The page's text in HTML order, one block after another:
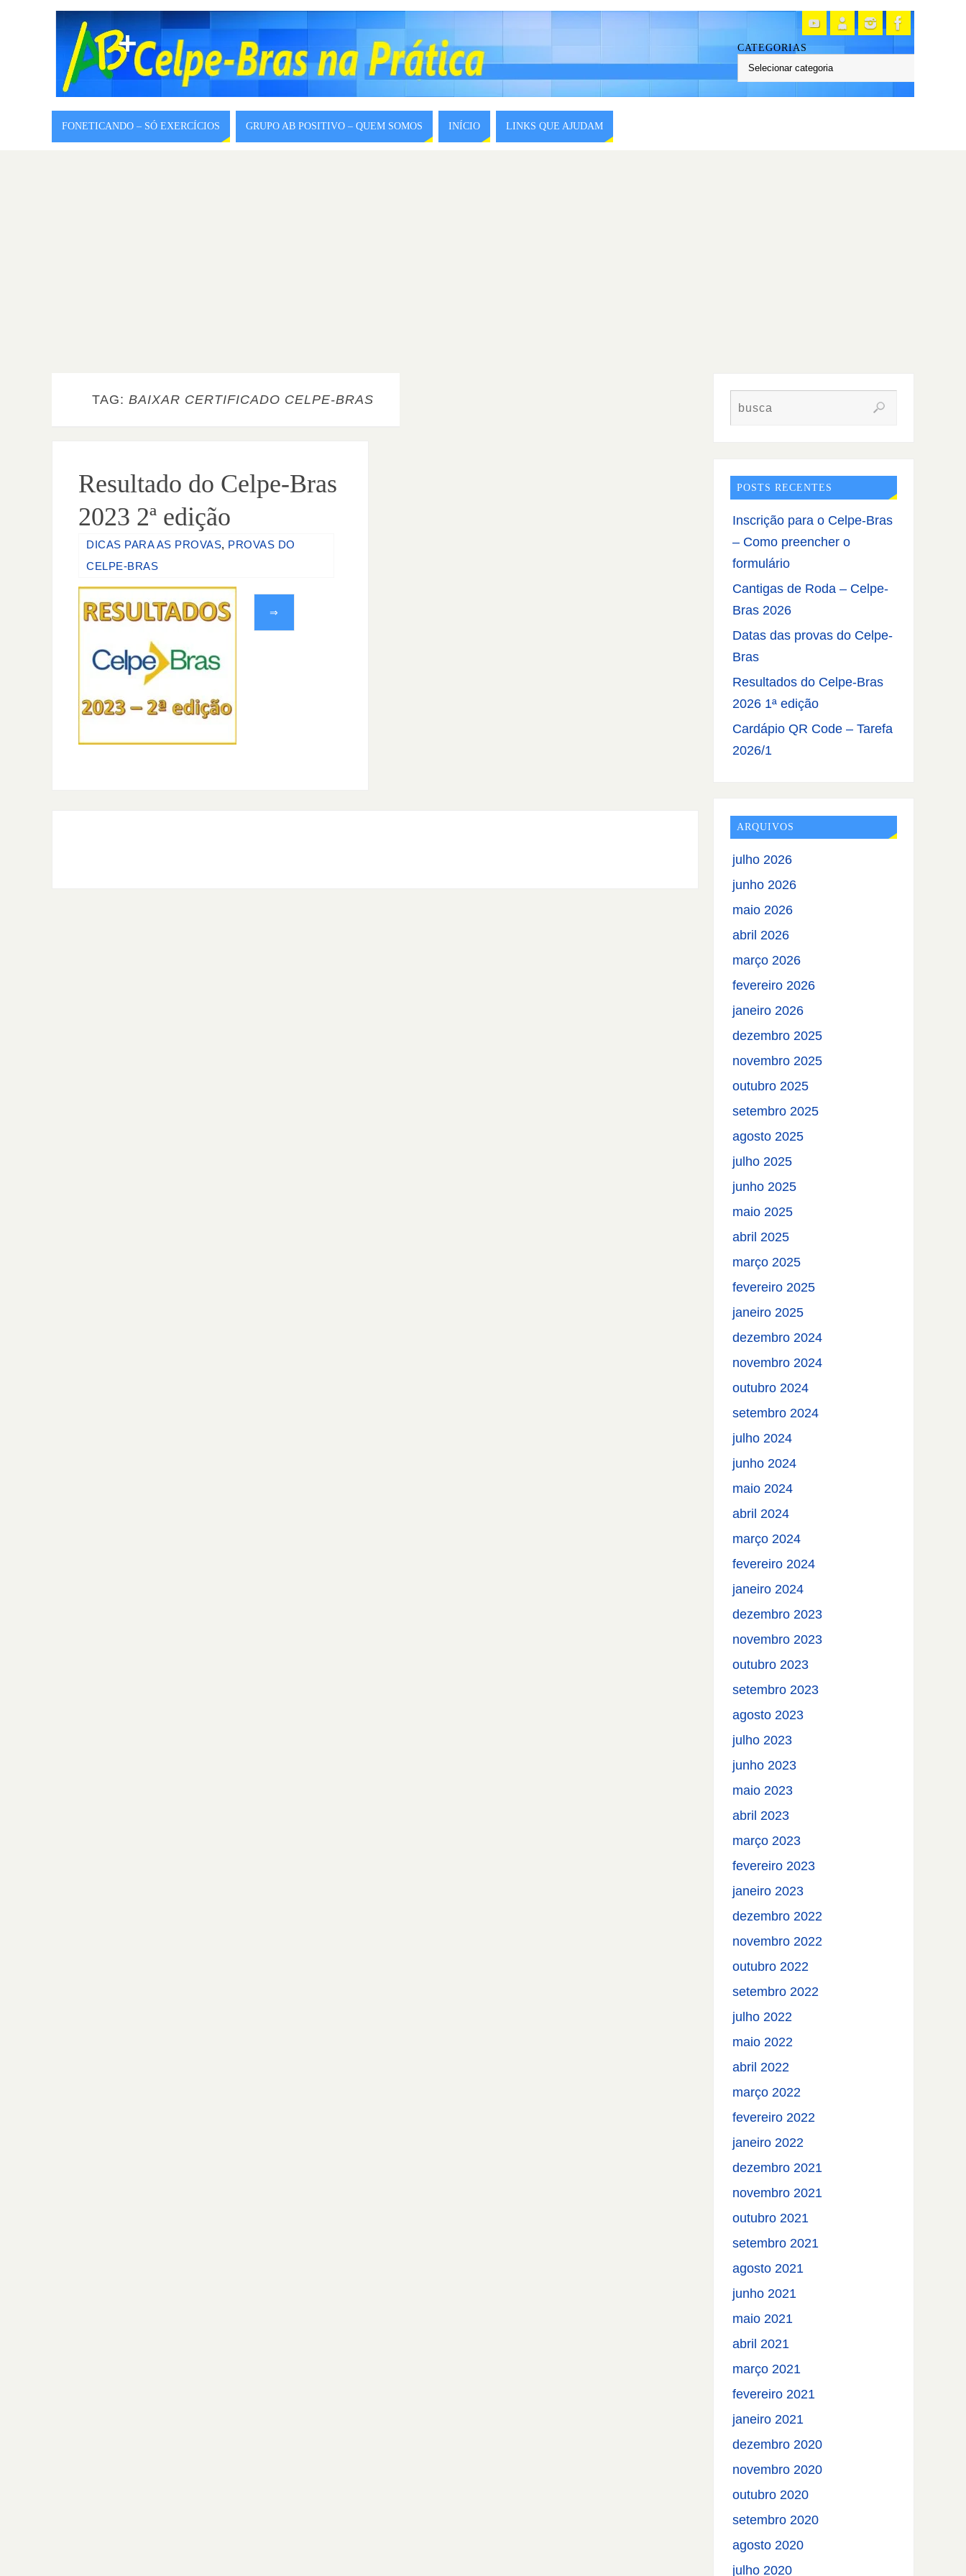
CATEGORIAS
FONETICANDO – SÓ EXERCÍCIOS GRUPO AB POSITIVO – QUEM SOMOS INÍCIO LINKS QUE AJUDAM
TAG: BAIXAR CERTIFICADO CELPE-BRAS
Resultado do Celpe-Bras
2023 2ª edição
DICAS PARA AS PROVAS, PROVAS DO
CELPE-BRAS
⇒
POSTS RECENTES
Inscrição para o Celpe-Bras
– Como preencher o
formulário
Cantigas de Roda – Celpe-
Bras 2026
Datas das provas do Celpe-
Bras
Resultados do Celpe-Bras
2026 1ª edição
Cardápio QR Code – Tarefa
2026/1
ARQUIVOS
julho 2026
junho 2026
maio 2026
abril 2026
março 2026
fevereiro 2026
janeiro 2026
dezembro 2025
novembro 2025
outubro 2025
setembro 2025
agosto 2025
julho 2025
junho 2025
maio 2025
abril 2025
março 2025
fevereiro 2025
janeiro 2025
dezembro 2024
novembro 2024
outubro 2024
setembro 2024
julho 2024
junho 2024
maio 2024
abril 2024
março 2024
fevereiro 2024
janeiro 2024
dezembro 2023
novembro 2023
outubro 2023
setembro 2023
agosto 2023
julho 2023
junho 2023
maio 2023
abril 2023
março 2023
fevereiro 2023
janeiro 2023
dezembro 2022
novembro 2022
outubro 2022
setembro 2022
julho 2022
maio 2022
abril 2022
março 2022
fevereiro 2022
janeiro 2022
dezembro 2021
novembro 2021
outubro 2021
setembro 2021
agosto 2021
junho 2021
maio 2021
abril 2021
março 2021
fevereiro 2021
janeiro 2021
dezembro 2020
novembro 2020
outubro 2020
setembro 2020
agosto 2020
julho 2020